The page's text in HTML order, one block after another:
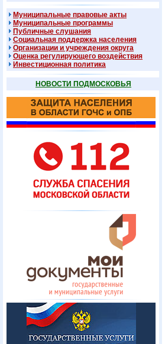
Муниципальные правовые акты
Муниципальные программы
Публичные слушания
Социальная поддержка населения
Организации и учреждения округа
Оценка регулирующего воздействия
Инвестиционная политика
НОВОСТИ ПОДМОСКОВЬЯ